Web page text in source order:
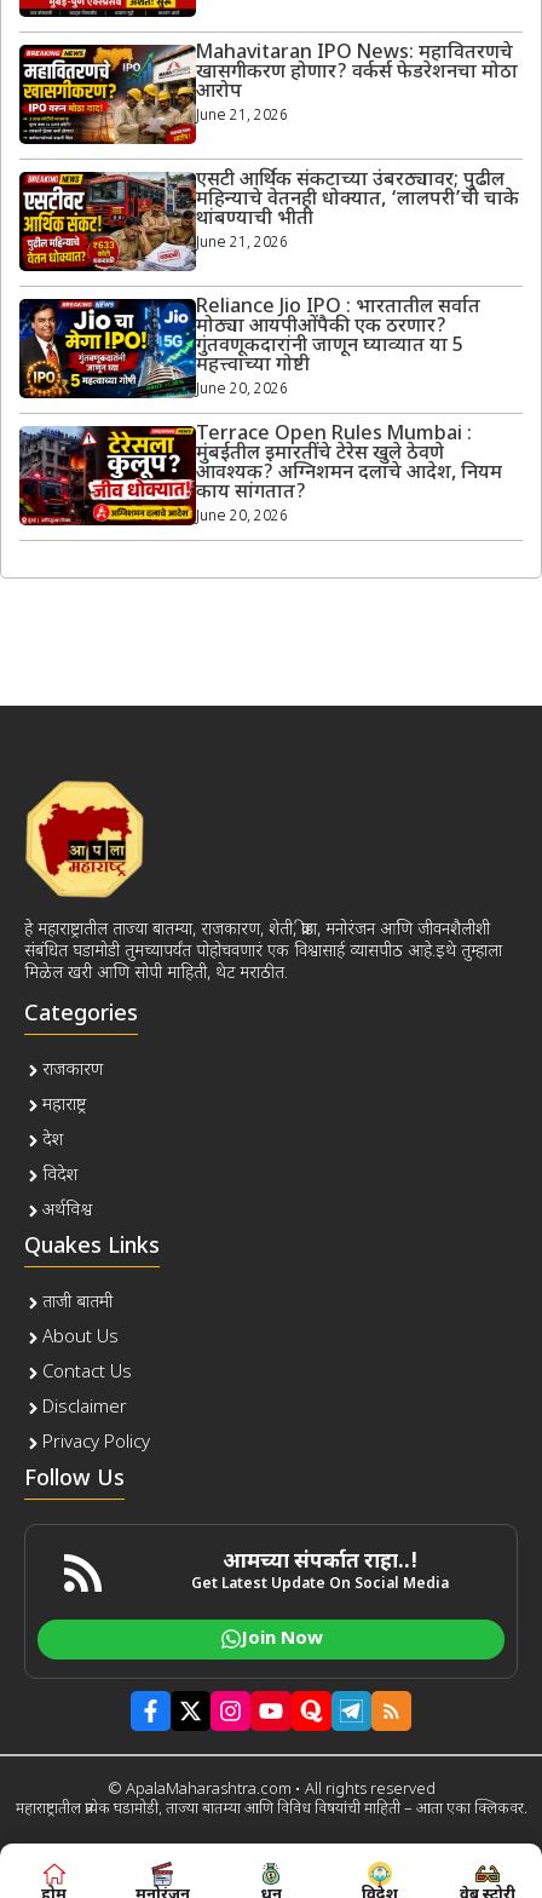
Mahavitaran IPO News: महावितरणचे
खासगीकरण होणार? वर्कर्स फेडरेशनचा मोठा
आरोप
June 21, 2026
एसटी आर्थिक संकटाच्या उंबरठ्यावर; पुढील
महिन्याचे वेतनही धोक्यात, ‘लालपरी’ची चाके
थांबण्याची भीती
June 21, 2026
Reliance Jio IPO : भारतातील सर्वात
मोठ्या आयपीओंपैकी एक ठरणार?
गुंतवणूकदारांनी जाणून घ्याव्यात या 5
महत्त्वाच्या गोष्टी
June 20, 2026
Terrace Open Rules Mumbai :
मुंबईतील इमारतींचे टेरेस खुले ठेवणे
आवश्यक? अग्निशमन दलाचे आदेश, नियम
काय सांगतात?
June 20, 2026
हे महाराष्ट्रातील ताज्या बातम्या, राजकारण, शेती, क्रीडा, मनोरंजन आणि जीवनशैलीशी
संबंधित घडामोडी तुमच्यापर्यंत पोहोचवणारं एक विश्वासार्ह व्यासपीठ आहे.इथे तुम्हाला
मिळेल खरी आणि सोपी माहिती, थेट मराठीत.
Categories
राजकारण
महाराष्ट्र
देश
विदेश
अर्थविश्व
Quakes Links
ताजी बातमी
About Us
Contact Us
Disclaimer
Privacy Policy
Follow Us
आमच्या संपर्कात राहा..!
Get Latest Update On Social Media
Join Now
© ApalaMaharashtra.com • All rights reserved
महाराष्ट्रातील प्रत्येक घडामोडी, ताज्या बातम्या आणि विविध विषयांची माहिती – आता एका क्लिकवर.